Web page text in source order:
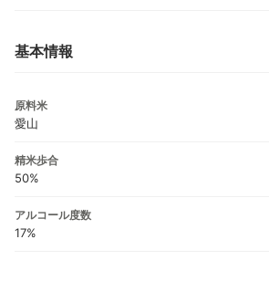
基本情報
原料米
愛山
精米歩合
50%
アルコール度数
17%